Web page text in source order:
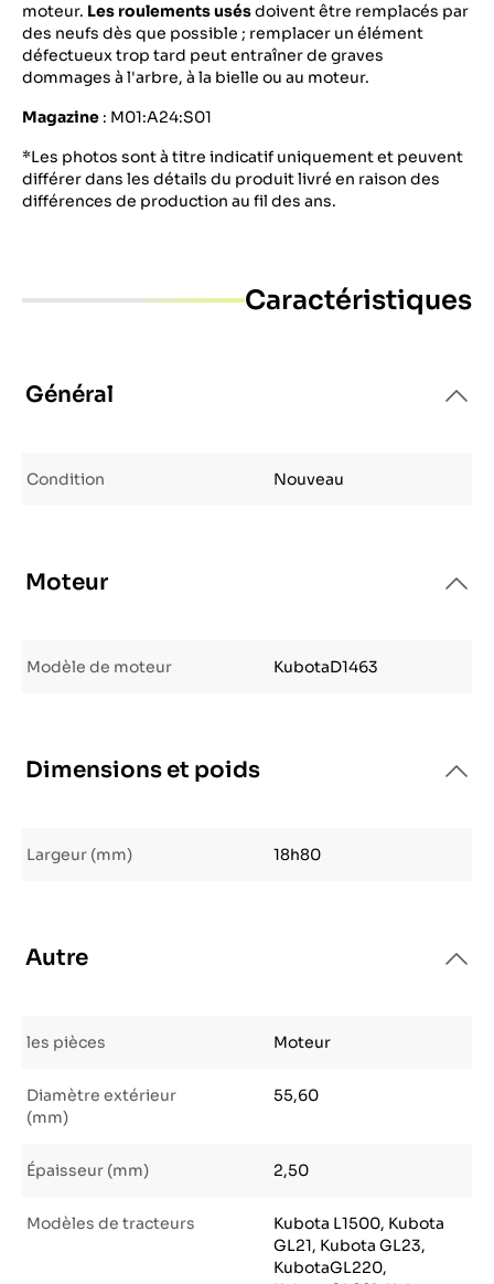
moteur. Les roulements usésdoivent être remplacés par
des neufs dès que possible ; remplacer un élément
défectueux trop tard peut entraîner de graves
dommages à l'arbre, à la bielle ou au moteur.
Magazine : M01:A24:S01
*Les photos sont à titre indicatif uniquement et peuvent
différer dans les détails du produit livré en raison des
différences de production au fil des ans.
Caractéristiques
Général
Condition Nouveau
Moteur
Modèle de moteur KubotaD1463
Dimensions et poids
Largeur (mm) 18h80
Autre
les pièces Moteur
Diamètre extérieur
(mm)
55,60
Épaisseur (mm) 2,50
Modèles de tracteurs
Kubota L1500, Kubota
GL21, Kubota GL23,
KubotaGL220,